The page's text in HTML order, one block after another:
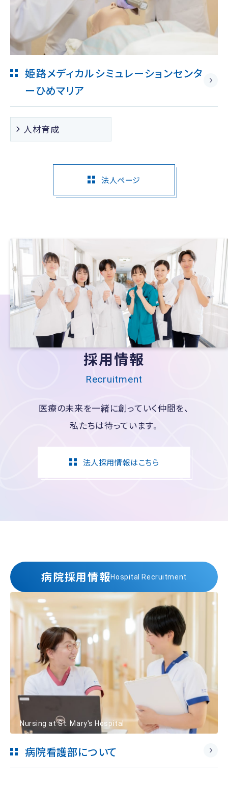
姫路メディカルシミュレーションセンタ
ーひめマリア
人材育成
法人ページ
採用情報
Recruitment
医療の未来を一緒に創っていく仲間を、
私たちは待っています。
法人採用情報はこちら
病院採用情報Hospital Recruitment
Nursing at St. Mary's Hospital
病院看護部について